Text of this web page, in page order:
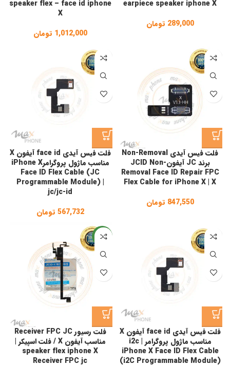
earpiece speaker iphone X
289,000 تومان
speaker flex – face id iphone
X
1,012,000 تومان
فلت فیس آیدی Non-Removal
برند JC آیفونJCID Non-
Removal Face ID Repair FPC
Flex Cable for iPhone X | X
847,550 تومان
فلت فیس آیدی face id آیفون X
مناسب ماژول پروگرامرiPhone X
Face ID Flex Cable (JC
Programmable Module) |
jc/jc-id
567,732 تومان
فلت فیس آیدی face id آیفون X
مناسب ماژول پروگرامر i2c |
iPhone X Face ID Flex Cable
(i2C Programmable Module)
جدید
فلت رسیور Receiver FPC JC
مناسب آیفون X / فلت اسپیکر |
speaker flex iphone X
Receiver FPC jc